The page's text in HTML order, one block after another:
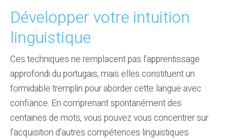
Développer votre intuition
linguistique
Ces techniques ne remplacent pas l’apprentissage
approfondi du portugais, mais elles constituent un
formidable tremplin pour aborder cette langue avec
confiance. En comprenant spontanément des
centaines de mots, vous pouvez vous concentrer sur
l’acquisition d’autres compétences linguistiques